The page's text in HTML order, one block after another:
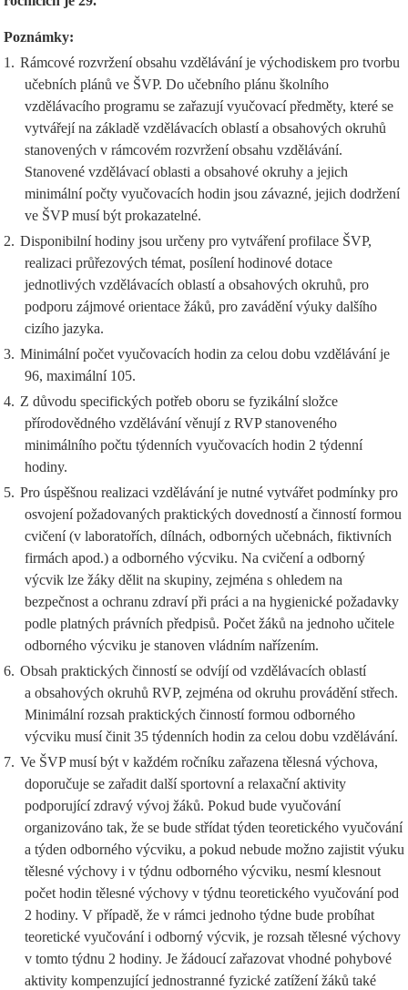
Poznámky:
1. Rámcové rozvržení obsahu vzdělávání je východiskem pro tvorbu
učebních plánů ve ŠVP. Do učebního plánu školního
vzdělávacího programu se zařazují vyučovací předměty, které se
vytvářejí na základě vzdělávacích oblastí a obsahových okruhů
stanovených v rámcovém rozvržení obsahu vzdělávání.
Stanovené vzdělávací oblasti a obsahové okruhy a jejich
minimální počty vyučovacích hodin jsou závazné, jejich dodržení
ve ŠVP musí být prokazatelné.
2. Disponibilní hodiny jsou určeny pro vytváření profilace ŠVP,
realizaci průřezových témat, posílení hodinové dotace
jednotlivých vzdělávacích oblastí a obsahových okruhů, pro
podporu zájmové orientace žáků, pro zavádění výuky dalšího
cizího jazyka.
3. Minimální počet vyučovacích hodin za celou dobu vzdělávání je
96, maximální 105.
4. Z důvodu specifických potřeb oboru se fyzikální složce
přírodovědného vzdělávání věnují z RVP stanoveného
minimálního počtu týdenních vyučovacích hodin 2 týdenní
hodiny.
5. Pro úspěšnou realizaci vzdělávání je nutné vytvářet podmínky pro
osvojení požadovaných praktických dovedností a činností formou
cvičení (v laboratořích, dílnách, odborných učebnách, fiktivních
firmách apod.) a odborného výcviku. Na cvičení a odborný
výcvik lze žáky dělit na skupiny, zejména s ohledem na
bezpečnost a ochranu zdraví při práci a na hygienické požadavky
podle platných právních předpisů. Počet žáků na jednoho učitele
odborného výcviku je stanoven vládním nařízením.
6. Obsah praktických činností se odvíjí od vzdělávacích oblastí
a obsahových okruhů RVP, zejména od okruhu provádění střech.
Minimální rozsah praktických činností formou odborného
výcviku musí činit 35 týdenních hodin za celou dobu vzdělávání.
7. Ve ŠVP musí být v každém ročníku zařazena tělesná výchova,
doporučuje se zařadit další sportovní a relaxační aktivity
podporující zdravý vývoj žáků. Pokud bude vyučování
organizováno tak, že se bude střídat týden teoretického vyučování
a týden odborného výcviku, a pokud nebude možno zajistit výuku
tělesné výchovy i v týdnu odborného výcviku, nesmí klesnout
počet hodin tělesné výchovy v týdnu teoretického vyučování pod
2 hodiny. V případě, že v rámci jednoho týdne bude probíhat
teoretické vyučování i odborný výcvik, je rozsah tělesné výchovy
v tomto týdnu 2 hodiny. Je žádoucí zařazovat vhodné pohybové
aktivity kompenzující jednostranné fyzické zatížení žáků také